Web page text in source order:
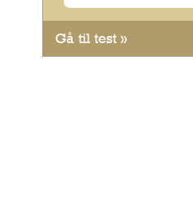
Gå til test »